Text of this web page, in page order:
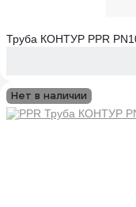
Труба КОНТУР PPR
Нет в наличии